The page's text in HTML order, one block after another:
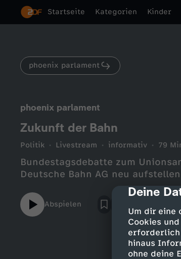
cmp-
Deine
Um dir eine
Cookies
erforderlich
hinaus
ohne deine
Startseite Kategorien Kinder
phoenix parlament
phoenix parlament
Zukunft der Bahn
Politik Livestream informativ 79
Bundestagsdebatte zum
Deutsche Bahn AG neu
Abspielen